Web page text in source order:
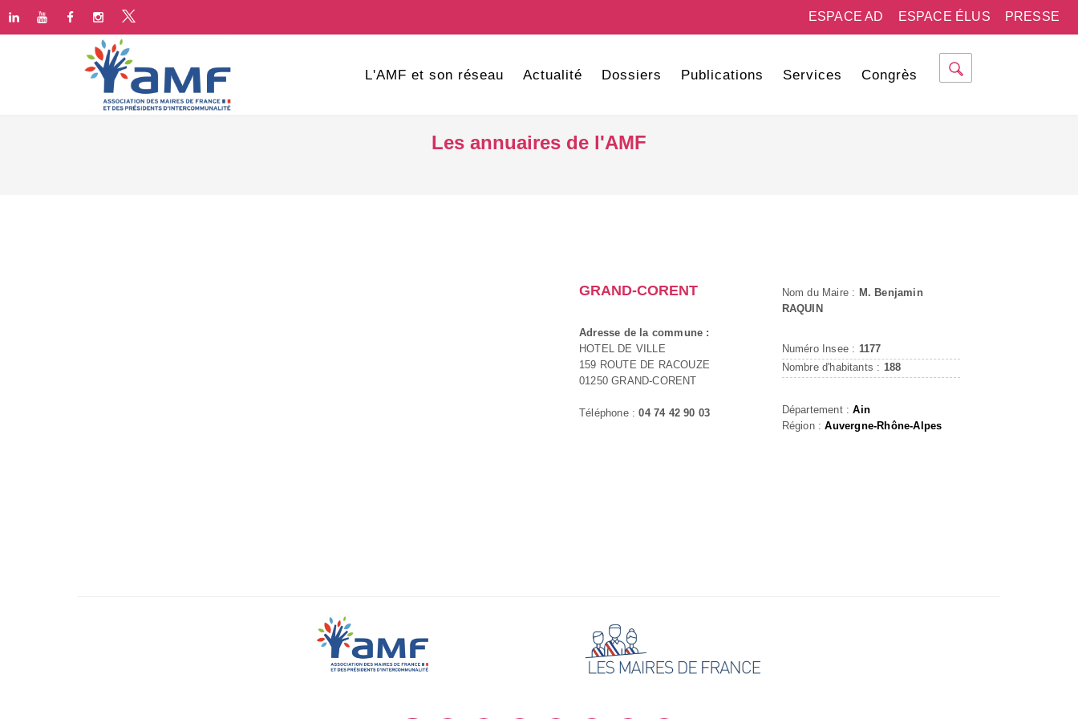
PRESSE
ESPACE ÉLUS
ESPACE AD
L'AMF et son réseau Actualité Dossiers Publications Services Congrès
Les annuaires de l'AMF
GRAND-CORENT
Adresse de la commune :
HOTEL DE VILLE
159 ROUTE DE RACOUZE
01250 GRAND-CORENT
Téléphone :04 74 42 90 03
Nom du Maire : M. Benjamin
RAQUIN
Numéro Insee : 1177
Nombre d'habitants : 188
Département :Ain
Région :Auvergne-Rhône-Alpes